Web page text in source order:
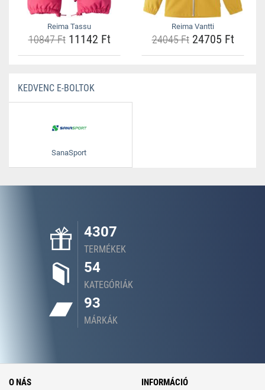
Reima Tassu
10847 Ft11142 Ft
Reima Vantti
24045 Ft24705 Ft
KEDVENC E-BOLTOK
SanaSport
4307
TERMÉKEK
54
KATEGÓRIÁK
93
MÁRKÁK
O NÁS INFORMÁCIÓ